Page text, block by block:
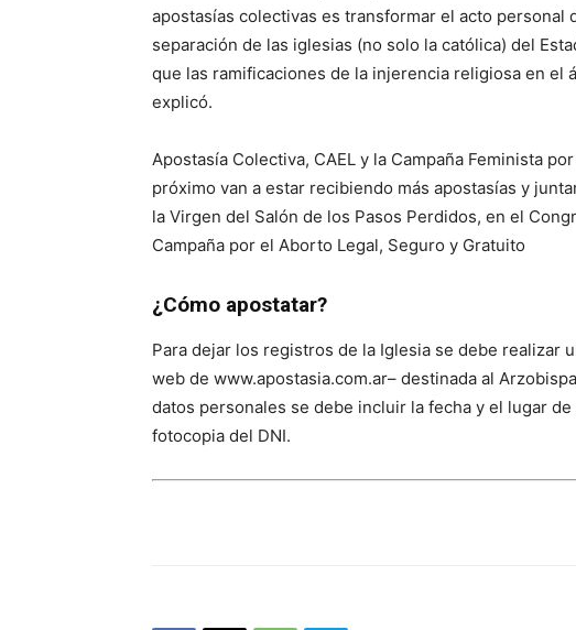
apostasías colectivas es transformar el acto personal
separación de las iglesias (no solo la católica) del
que las ramificaciones de la injerencia religiosa en el
explicó.
Apostasía Colectiva, CAEL y la Campaña Feminista
próximo van a estar recibiendo más apostasías y
la Virgen del Salón de los Pasos Perdidos, en el
Campaña por el Aborto Legal, Seguro y Gratuito
¿Cómo apostatar?
Para dejar los registros de la Iglesia se debe realizar
web de www.apostasia.com.ar– destinada al
datos personales se debe incluir la fecha y el lugar
fotocopia del DNI.